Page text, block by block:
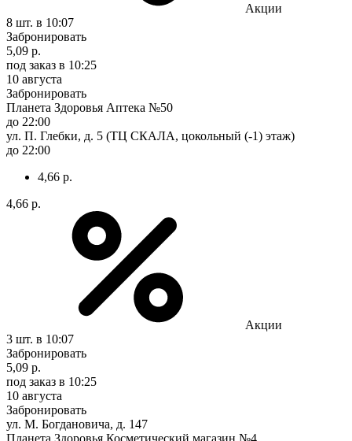
Акции
8 шт. в 10:07
Забронировать
5,09 р.
под заказ в 10:25
10 августа
Забронировать
Планета Здоровья Аптека №50
до 22:00
ул. П. Глебки, д. 5 (ТЦ СКАЛА, цокольный (-1) этаж)
до 22:00
4,66 р.
4,66 р.
Акции
3 шт. в 10:07
Забронировать
5,09 р.
под заказ в 10:25
10 августа
Забронировать
ул. М. Богдановича, д. 147
Планета Здоровья Косметический магазин №4